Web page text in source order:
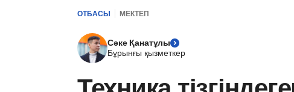
ОТБАСЫ МЕКТЕП
Сәке Қанатұлы
Бұрынғы қызметкер